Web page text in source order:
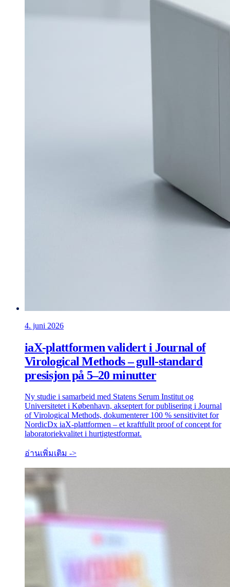
4. juni 2026
iaX-plattformen validert i Journal of
Virological Methods – gull-standard
presisjon på 5–20 minutter
Ny studie i samarbeid med Statens Serum Institut og
Universitetet i København, akseptert for publisering i Journal
of Virological Methods, dokumenterer 100 % sensitivitet for
NordicDx iaX-plattformen – et kraftfullt proof of concept for
laboratoriekvalitet i hurtigtestformat.
อ่านเพิ่มเติม ->